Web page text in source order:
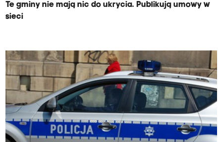
Te gminy nie mają nic do ukrycia. Publikują umowy w
sieci